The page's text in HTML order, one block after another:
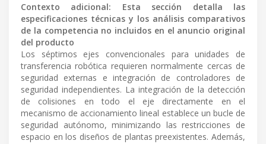
Contexto adicional: Esta sección detalla las
especificaciones técnicas y los análisis comparativos
de la competencia no incluidos en el anuncio original
del producto
Los séptimos ejes convencionales para unidades de
transferencia robótica requieren normalmente cercas de
seguridad externas e integración de controladores de
seguridad independientes. La integración de la detección
de colisiones en todo el eje directamente en el
mecanismo de accionamiento lineal establece un bucle de
seguridad autónomo, minimizando las restricciones de
espacio en los diseños de plantas preexistentes. Además,